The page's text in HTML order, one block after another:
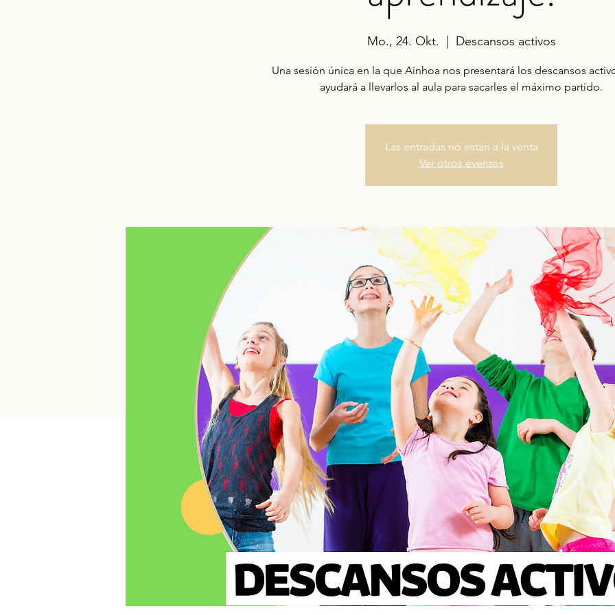
Mo., 24. Okt. Descansos activos
Una sesión única en la que Ainhoa nos presentará los descansos
ayudará a llevarlos al aula para sacarles el máximo partido.
Las entradas no están a la venta
Ver otros eventos